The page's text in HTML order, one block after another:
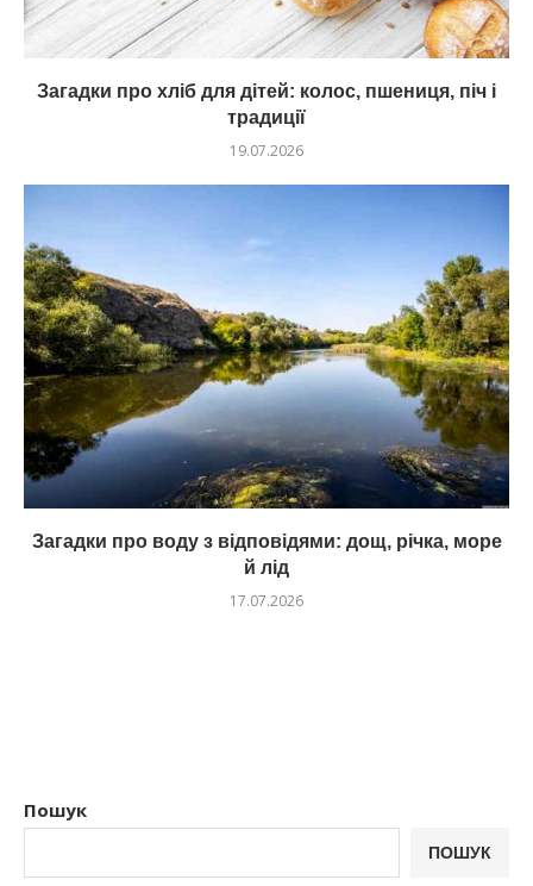
Загадки про хліб для дітей: колос, пшениця, піч і
традиції
19.07.2026
Загадки про воду з відповідями: дощ, річка, море
й лід
17.07.2026
Пошук
ПОШУК